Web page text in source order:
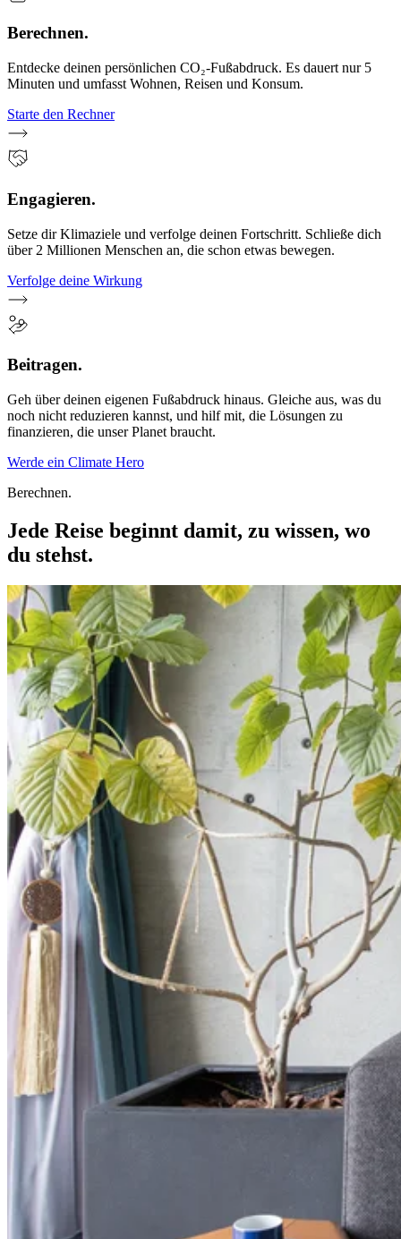
Berechnen.
Entdecke deinen persönlichen CO₂-Fußabdruck. Es dauert nur 5
Minuten und umfasst Wohnen, Reisen und Konsum.
Starte den Rechner
Engagieren.
Setze dir Klimaziele und verfolge deinen Fortschritt. Schließe dich
über 2 Millionen Menschen an, die schon etwas bewegen.
Verfolge deine Wirkung
Beitragen.
Geh über deinen eigenen Fußabdruck hinaus. Gleiche aus, was du
noch nicht reduzieren kannst, und hilf mit, die Lösungen zu
finanzieren, die unser Planet braucht.
Werde ein Climate Hero
Berechnen.
Jede Reise beginnt damit, zu wissen, wo
du stehst.